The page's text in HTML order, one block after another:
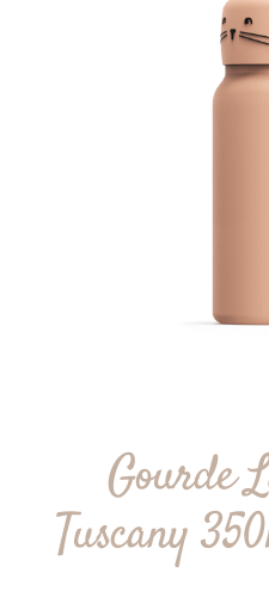
Gourde
Tuscany